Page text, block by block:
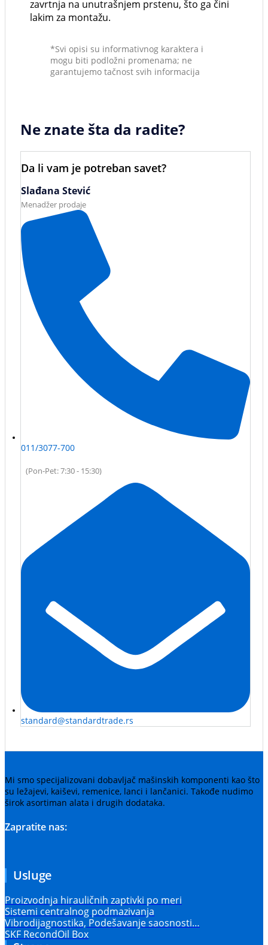
zavrtnja na unutrašnjem prstenu, što ga čini
lakim za montažu.
*Svi opisi su informativnog karaktera i
mogu biti podložni promenama; ne
garantujemo tačnost svih informacija
Ne znate šta da radite?
Da li vam je potreban savet?
Slađana Stević
Menadžer prodaje
011/3077-700
(Pon-Pet: 7:30 - 15:30)
standard@standardtrade.rs
Mi smo specijalizovani dobavljač mašinskih komponenti kao što
su ležajevi, kaiševi, remenice, lanci i lančanici. Takođe nudimo
širok asortiman alata i drugih dodataka.
Zapratite nas:
Usluge
Proizvodnja hirauličnih zaptivki po meri
Sistemi centralnog podmazivanja
Vibrodijagnostika, Podešavanje saosnosti…
SKF RecondOil Box